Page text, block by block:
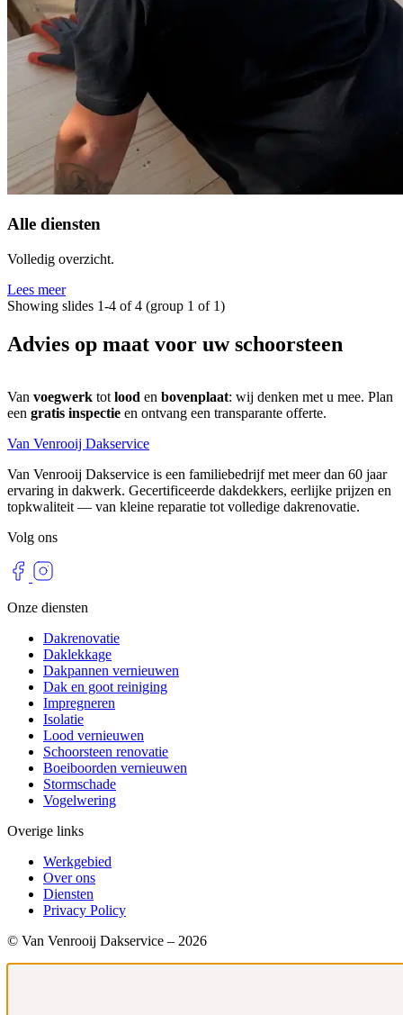
Alle diensten
Volledig overzicht.
Lees meer
Showing slides 1-4 of 4 (group 1 of 1)
Advies op maat voor uw schoorsteen
Van voegwerk tot lood en bovenplaat: wij denken met u mee. Plan
een gratis inspectie en ontvang een transparante offerte.
Van Venrooij Dakservice
Van Venrooij Dakservice is een familiebedrijf met meer dan 60 jaar
ervaring in dakwerk. Gecertificeerde dakdekkers, eerlijke prijzen en
topkwaliteit — van kleine reparatie tot volledige dakrenovatie.
Volg ons
Onze diensten
Dakrenovatie
Daklekkage
Dakpannen vernieuwen
Dak en goot reiniging
Impregneren
Isolatie
Lood vernieuwen
Schoorsteen renovatie
Boeiboorden vernieuwen
Stormschade
Vogelwering
Overige links
Werkgebied
Over ons
Diensten
Privacy Policy
© Van Venrooij Dakservice – 2026